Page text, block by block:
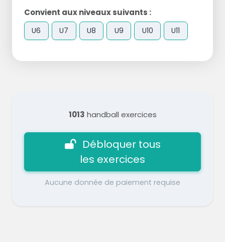
Convient aux niveaux suivants :
U6 U7 U8 U9 U10 U11
1013 handball exercices
Débloquer tous
les exercices
Aucune donnée de paiement requise